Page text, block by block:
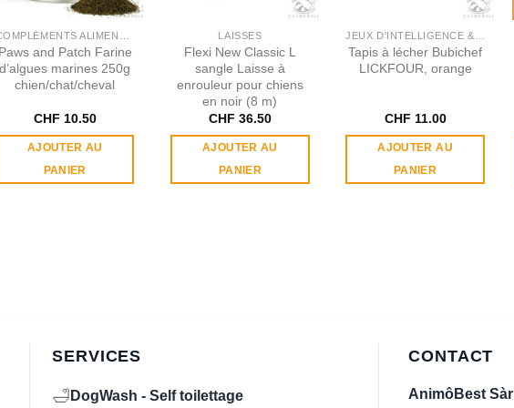
Paws and Patch Farine
d’algues marines 250g
chien/chat/cheval
CHF 10.50
AJOUTER AU
PANIER
LAISSES
Flexi New Classic L
sangle Laisse à
enrouleur pour chiens
en noir (8 m)
CHF 36.50
AJOUTER AU
PANIER
Tapis à lécher Bubichef
LICKFOUR, orange
CHF 11.00
AJOUTER AU
PANIER
SERVICES
🛁 DogWash - Self toilettage
CONTACT
AnimôBest Sàrl